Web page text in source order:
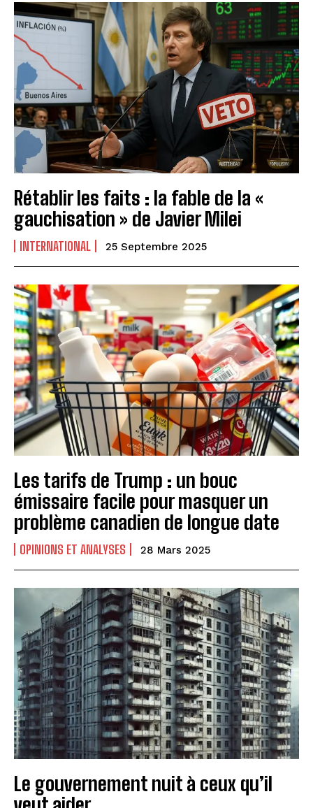
Rétablir les faits : la fable de la «
gauchisation » de Javier Milei
INTERNATIONAL 25 Septembre 2025
Les tarifs de Trump : un bouc
émissaire facile pour masquer un
problème canadien de longue date
OPINIONS ET ANALYSES 28 Mars 2025
Le gouvernement nuit à ceux qu’il